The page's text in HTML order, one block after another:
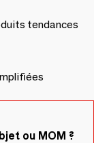
tendances
ou MOM ?